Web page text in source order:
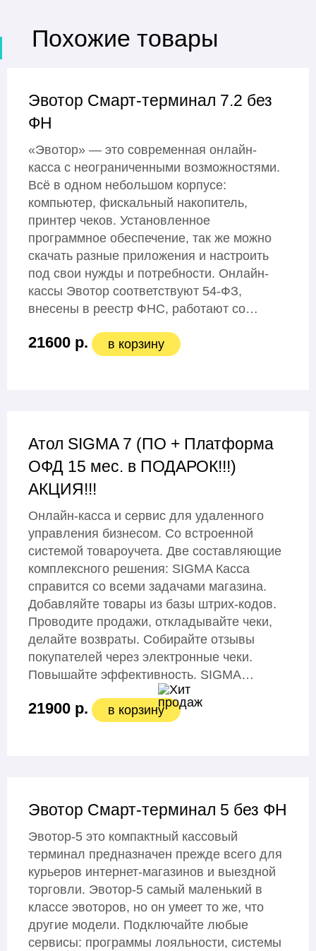
Похожие товары
Эвотор Смарт-терминал 7.2 без
ФН
«Эвотор» — это современная онлайн-
касса с неограниченными возможностями.
Всё в одном небольшом корпусе:
компьютер, фискальный накопитель,
принтер чеков. Установленное
программное обеспечение, так же можно
скачать разные приложения и настроить
под свои нужды и потребности. Онлайн-
кассы Эвотор соответствуют 54-ФЗ,
внесены в реестр ФНС, работают со…
21600 р. в корзину
Атол SIGMA 7 (ПО + Платформа
ОФД 15 мес. в ПОДАРОК!!!)
АКЦИЯ!!!
Онлайн-касса и сервис для удаленного
управления бизнесом. Со встроенной
системой товароучета. Две составляющие
комплексного решения: SIGMA Касса
справится со всеми задачами магазина.
Добавляйте товары из базы штрих-кодов.
Проводите продажи, откладывайте чеки,
делайте возвраты. Собирайте отзывы
покупателей через электронные чеки.
Повышайте эффективность. SIGMA…
21900 р. в корзину
Эвотор Смарт-терминал 5 без ФН
Эвотор-5 это компактный кассовый
терминал предназначен прежде всего для
курьеров интернет-магазинов и выездной
торговли. Эвотор-5 самый маленький в
классе эвоторов, но он умеет то же, что
другие модели. Подключайте любые
сервисы: программы лояльности, системы